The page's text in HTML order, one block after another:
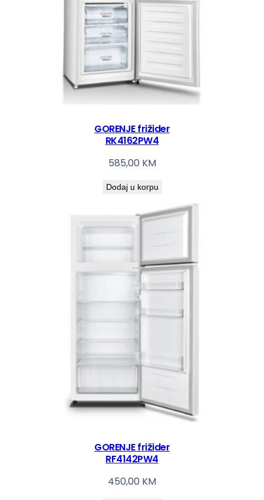
GORENJE frižider
RK4162PW4
585,00 KM
Dodaj u korpu
GORENJE frižider
RF4142PW4
450,00 KM